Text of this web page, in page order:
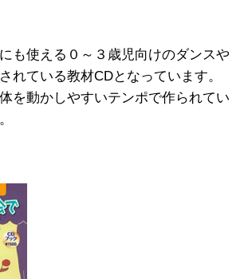
も使える０～３歳児向けのダンスや
れている教材CDとなっています。
を動かしやすいテンポで作られてい